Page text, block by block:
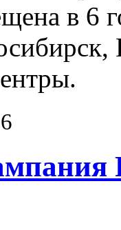
в 6